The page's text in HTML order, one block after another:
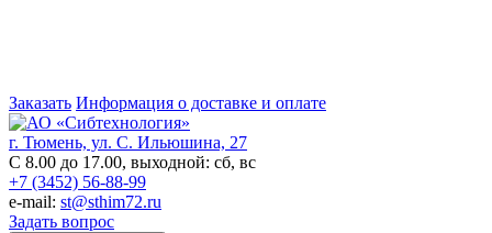
Заказать Информация о доставке и оплате
г. Тюмень, ул. С. Ильюшина, 27
С 8.00 до 17.00, выходной: сб, вс
+7 (3452) 56-88-99
e-mail: st@sthim72.ru
Задать вопрос